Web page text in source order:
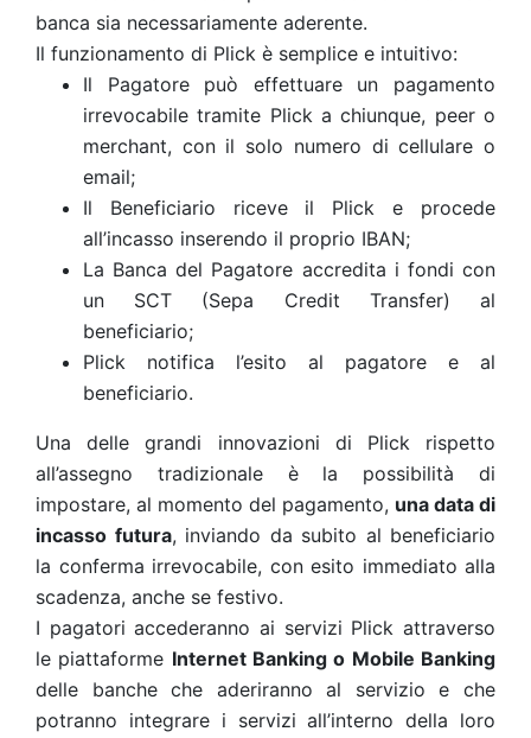
banca sia necessariamente aderente.
Il funzionamento di Plick è semplice e intuitivo:
Il Pagatore può effettuare un pagamento
irrevocabile tramite Plick a chiunque, peer o
merchant, con il solo numero di cellulare o
email;
Il Beneficiario riceve il Plick e procede
all’incasso inserendo il proprio IBAN;
La Banca del Pagatore accredita i fondi con
un SCT (Sepa Credit Transfer) al
beneficiario;
Plick notifica l’esito al pagatore e al
beneficiario.
Una delle grandi innovazioni di Plick rispetto
all’assegno tradizionale è la possibilità di
impostare, al momento del pagamento, una data di
incasso futura, inviando da subito al beneficiario
la conferma irrevocabile, con esito immediato alla
scadenza, anche se festivo.
I pagatori accederanno ai servizi Plick attraverso
le piattaforme Internet Banking o Mobile Banking
delle banche che aderiranno al servizio e che
potranno integrare i servizi all’interno della loro